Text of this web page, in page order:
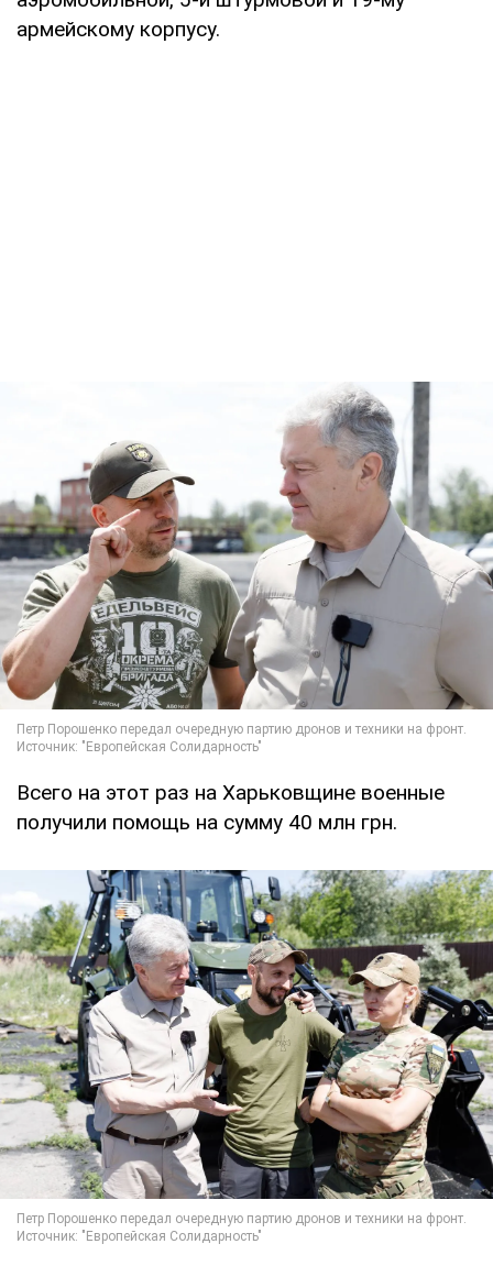
армейскому корпусу.
Всего на этот раз на Харьковщине военные
получили помощь на сумму 40 млн грн.